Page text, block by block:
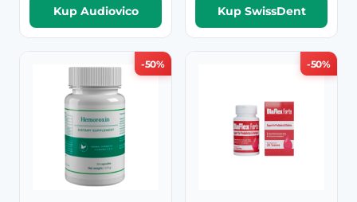
Kup Audiovico Kup SwissDent
-50% -50%